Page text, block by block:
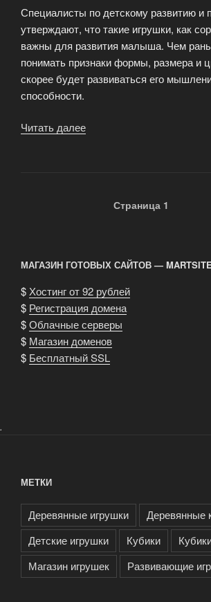
Специалисты по детскому развитию и
утверждают, что такие игрушки, как
важны для развития малыша. Чем
понимать признаки формы, размера и
скорее будет развиваться его
способности.
Читать далее
Страница 1
МАГАЗИН ГОТОВЫХ САЙТОВ —
$ Хостинг от 92 рублей
$ Регистрация домена
$Облачные серверы
$ Магазин доменов
$ Бесплатный SSL
.
МЕТКИ
Деревянные игрушки
Деревянные
Детские игрушки
Кубики
Магазин игрушек
Развивающие